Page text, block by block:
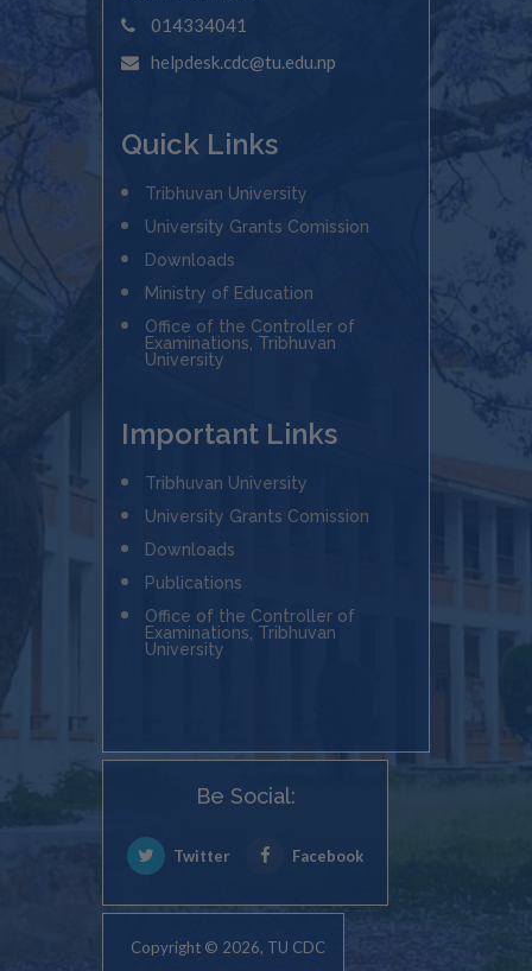
014334041
helpdesk.cdc@tu.edu.np
Quick Links
Tribhuvan University
University Grants Comission
Downloads
Ministry of Education
Office of the Controller of
Examinations, Tribhuvan
University
Important Links
Tribhuvan University
University Grants Comission
Downloads
Publications
Office of the Controller of
Examinations, Tribhuvan
University
Be Social:
Twitter Facebook
Copyright © 2026, TU CDC